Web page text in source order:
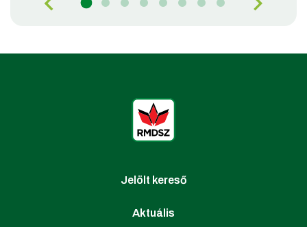
Jelölt kereső
Aktuális